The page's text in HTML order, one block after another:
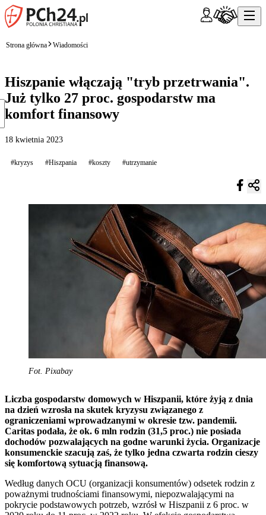
Strona główna Wiadomości
Hiszpanie włączają "tryb przetrwania".
Już tylko 27 proc. gospodarstw ma
komfort finansowy
18 kwietnia 2023
#kryzys #Hiszpania #koszty #utrzymanie
Fot. Pixabay
Liczba gospodarstw domowych w Hiszpanii, które żyją z dnia
na dzień wzrosła na skutek kryzysu związanego z
ograniczeniami wprowadzanymi w okresie tzw. pandemii.
Caritas podała, że ok. 6 mln rodzin (31,5 proc.) nie posiada
dochodów pozwalających na godne warunki życia. Organizacje
konsumenckie szacują zaś, że tylko jedna czwarta rodzin cieszy
się komfortową sytuacją finansową.
Według danych OCU (organizacji konsumentów) odsetek rodzin z
poważnymi trudnościami finansowymi, niepozwalającymi na
pokrycie podstawowych potrzeb, wzrósł w Hiszpanii z 6 proc. w